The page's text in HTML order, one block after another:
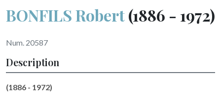
BONFILS Robert(1886 - 1972)
Num. 20587
Description
(1886 - 1972)